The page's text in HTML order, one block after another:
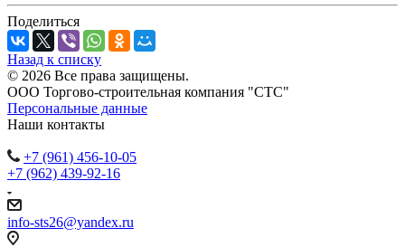
Поделиться
Назад к списку
© 2026 Все права защищены.
ООО Торгово-строительная компания "СТС"
Персональные данные
Наши контакты
+7 (961) 456-10-05
+7 (962) 439-92-16
info-sts26@yandex.ru